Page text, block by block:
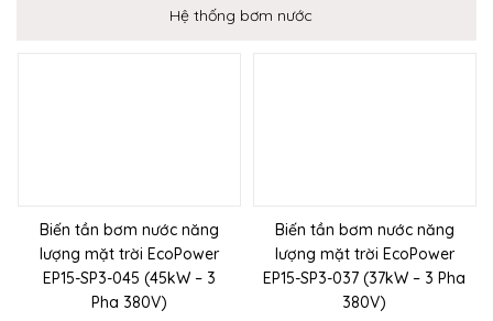
Hệ thống bơm nước
Biến tần bơm nước năng
lượng mặt trời EcoPower
EP15-SP3-045 (45kW – 3
Pha 380V)
Biến tần bơm nước năng
lượng mặt trời EcoPower
EP15-SP3-037 (37kW – 3 Pha
380V)